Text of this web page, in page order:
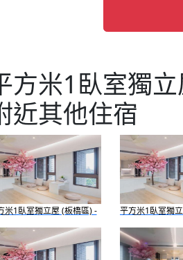
方米1臥室獨
近其他住宿
米1臥室獨立屋 (板橋區) -
私人浴室
平方米1臥室獨
有3間私人浴室